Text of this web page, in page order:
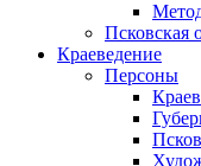
Псковская
Краеведение
Персоны